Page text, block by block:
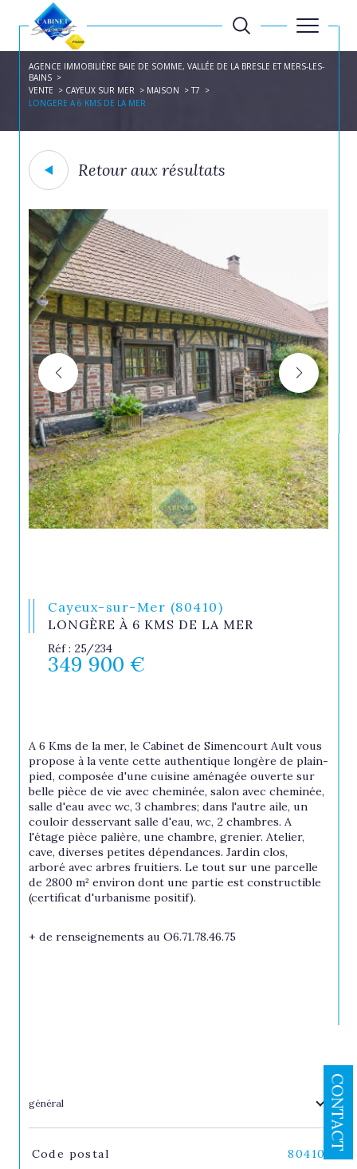
CONTACT
AGENCE IMMOBILIÈRE BAIE DE SOMME, VALLÉE DE LA BRESLE ET MERS-LES-
BAINS
VENTE
CAYEUX SUR MER MAISON
T7
LONGERE A 6 KMS DE LA MER
Retour aux résultats
Cayeux-sur-Mer (80410)
LONGÈRE À 6 KMS DE LA MER
Réf : 25/234
349 900 €
A 6 Kms de la mer, le Cabinet de Simencourt Ault vous
propose à la vente cette authentique longère de plain-
pied, composée d'une cuisine aménagée ouverte sur
belle pièce de vie avec cheminée, salon avec cheminée,
salle d'eau avec wc, 3 chambres; dans l'autre aile, un
couloir desservant salle d'eau, wc, 2 chambres. A
l'étage pièce palière, une chambre, grenier. Atelier,
cave, diverses petites dépendances. Jardin clos,
arboré avec arbres fruitiers. Le tout sur une parcelle
de 2800 m² environ dont une partie est constructible
(certificat d'urbanisme positif).
+ de renseignements au O6.71.78.46.75
général
TRAD_SIROCCO_Caracteristique
Code postal 80410